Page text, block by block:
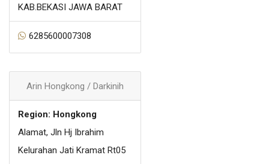
KAB.BEKASI JAWA BARAT
6285600007308
Arin Hongkong / Darkinih
Region: Hongkong
Alamat, Jln Hj Ibrahim
Kelurahan Jati Kramat Rt05